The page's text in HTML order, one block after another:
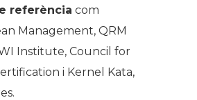
referència com
Management, QRM
Institute, Council for
i Kernel Kata,